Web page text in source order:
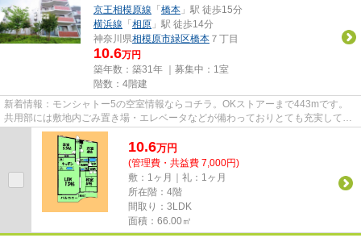
京王相模原線 「 橋本 」駅 徒歩15分
横浜線 「 相原 」駅 徒歩14分
神奈川県相模原市緑区橋本 ７丁目
10.6万円
築年数：築31年 ｜募集中： 1室
階数：4階建
新着情報：モンシャトー5の空室情報ならコチラ。OKストアーまで443mです。
共用部には敷地内ごみ置き場・エレベータなどが備わっておりとても充実してい
ます。好評の駅近物件で、徒歩15...
10.6万円
(管理費・共益費 7,000円)
敷：1ヶ月｜礼：1ヶ月
所在階：4階
間取り：3LDK
面積：66.00㎡